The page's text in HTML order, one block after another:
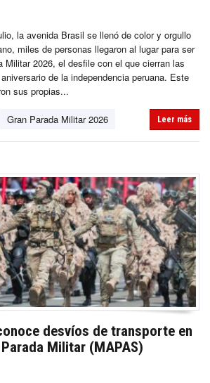
la avenida Brasil se llenó de color y orgullo
miles de personas llegaron al lugar para ser
Militar 2026, el desfile con el que cierran las
de la independencia peruana. Este
sus propias...
Gran Parada Militar 2026 Leer más
desvíos de transporte en
Militar (MAPAS)